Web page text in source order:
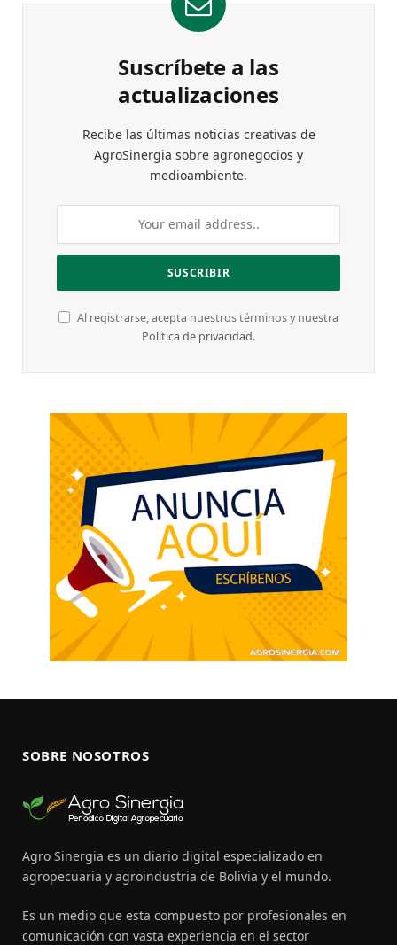
Suscríbete a las
actualizaciones
Recibe las últimas noticias creativas de
AgroSinergia sobre agronegocios y
medioambiente.
Al registrarse, acepta nuestros términos y nuestra
Política de privacidad.
SOBRE NOSOTROS
Agro Sinergia es un diario digital especializado en
agropecuaria y agroindustria de Bolivia y el mundo.
Es un medio que esta compuesto por profesionales en
comunicación con vasta experiencia en el sector